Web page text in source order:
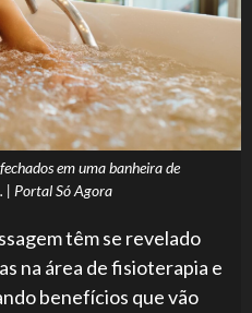
em uma banheira de
| Portal Só Agora
têm se revelado
na área de fisioterapia e
benefícios que vão